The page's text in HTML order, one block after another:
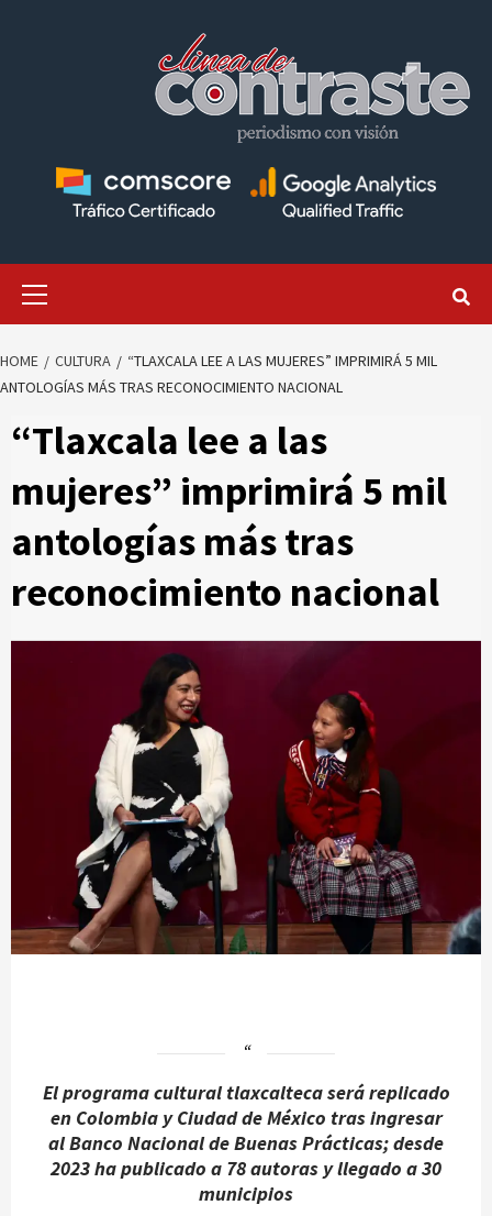
HOME CULTURA
“TLAXCALA LEE A LAS MUJERES” IMPRIMIRÁ 5 MIL
ANTOLOGÍAS MÁS TRAS RECONOCIMIENTO NACIONAL
“Tlaxcala lee a las
mujeres” imprimirá 5 mil
antologías más tras
reconocimiento nacional
El programa cultural tlaxcalteca será replicado
en Colombia y Ciudad de México tras ingresar
al Banco Nacional de Buenas Prácticas; desde
2023 ha publicado a 78 autoras y llegado a 30
municipios